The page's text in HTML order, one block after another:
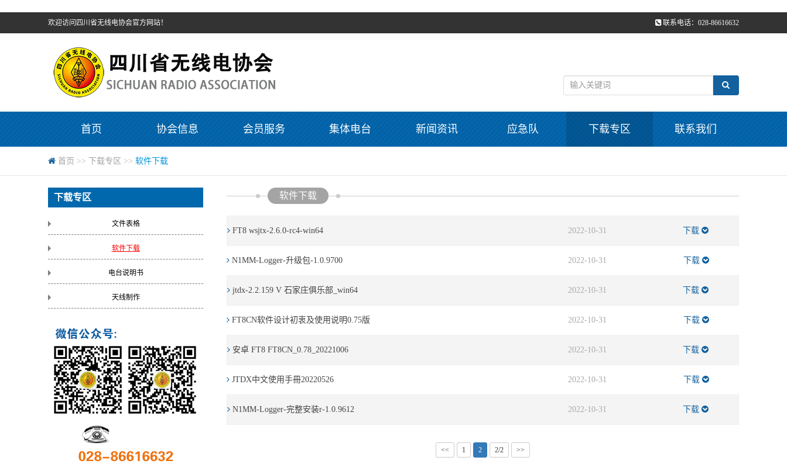
联系电话：028-86616632
欢迎访问四川省无线电协会官方网站！
首页 协会信息 会员服务 集体电台 新闻资讯 应急队 下载专区 联系我们
首页 >> 下载专区 >> 软件下载
下载专区
文件表格
软件下载
电台说明书
天线制作
软件下载
FT8 wsjtx-2.6.0-rc4-win64 2022-10-31 下载
N1MM-Logger-升级包-1.0.9700 2022-10-31 下载
jtdx-2.2.159 V 石家庄俱乐部_win64 2022-10-31 下载
FT8CN软件设计初衷及使用说明0.75版 2022-10-31 下载
安卓 FT8 FT8CN_0.78_20221006 2022-10-31 下载
JTDX中文使用手冊20220526 2022-10-31 下载
N1MM-Logger-完整安装r-1.0.9612 2022-10-31 下载
<< 1 2 2/2 >>